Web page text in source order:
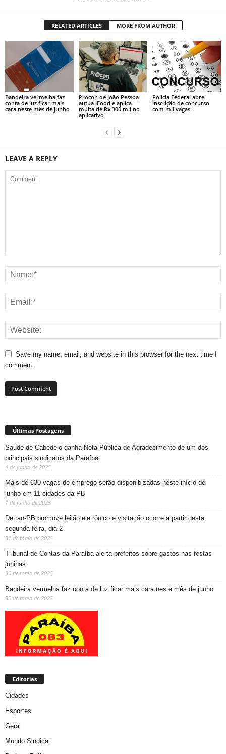
RELATED ARTICLES MORE FROM AUTHOR
Bandeira vermelha faz
conta de luz ficar mais
cara neste mês de junho
Procon de João Pessoa
autua iFood e aplica
multa de R$ 300 mil no
aplicativo
Polícia Federal abre
inscrição de concurso
com mil vagas
LEAVE A REPLY
Save my name, email, and website in this browser for the next time I
comment.
Últimas Postagens
Saúde de Cabedelo ganha Nota Pública de Agradecimento de um dos
principais sindicatos da Paraíba
4 de junho de 2025
Mais de 630 vagas de emprego serão disponibizadas neste início de
junho em 11 cidades da PB
1 de junho de 2025
Detran-PB promove leilão eletrônico e visitação ocorre a partir desta
segunda-feira, dia 2
31 de maio de 2025
Tribunal de Contas da Paraíba alerta prefeitos sobre gastos nas festas
juninas
30 de maio de 2025
Bandeira vermelha faz conta de luz ficar mais cara neste mês de junho
30 de maio de 2025
Editorias
Cidades
Esportes
Geral
Mundo Sindical